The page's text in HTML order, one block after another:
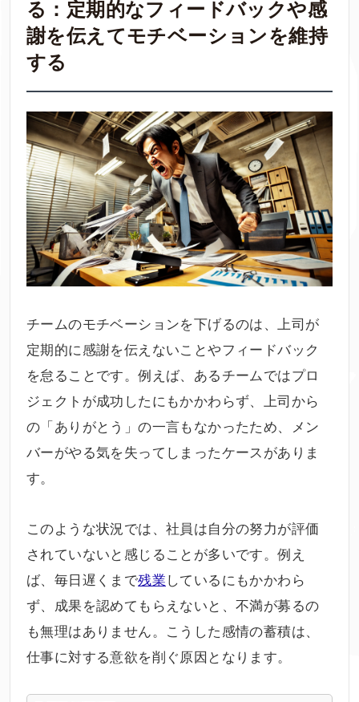
る：定期的なフィードバックや感
謝を伝えてモチベーションを維持
する
チームのモチベーションを下げるのは、上司が
定期的に感謝を伝えないことやフィードバック
を怠ることです。例えば、あるチームではプロ
ジェクトが成功したにもかかわらず、上司から
の「ありがとう」の一言もなかったため、メン
バーがやる気を失ってしまったケースがありま
す。
このような状況では、社員は自分の努力が評価
されていないと感じることが多いです。例え
ば、毎日遅くまで残業しているにもかかわら
ず、成果を認めてもらえないと、不満が募るの
も無理はありません。こうした感情の蓄積は、
仕事に対する意欲を削ぐ原因となります。